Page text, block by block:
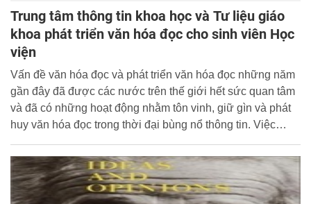
Trung tâm thông tin khoa học và Tư liệu giáo
khoa phát triển văn hóa đọc cho sinh viên Học
viện
Vấn đề văn hóa đọc và phát triển văn hóa đọc những năm
gần đây đã được các nước trên thế giới hết sức quan tâm
và đã có những hoạt động nhằm tôn vinh, giữ gìn và phát
huy văn hóa đọc trong thời đại bùng nổ thông tin. Việc
phát triển văn hóa đọc là việc làm vô cùng cần thiết và cấp
bách của mọi quốc gia, trong đó có Việt Nam.